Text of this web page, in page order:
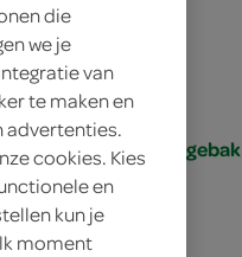
nagerecht/gebak
die
we je
van
te maken en
advertenties.
cookies. Kies
en
kun je
moment